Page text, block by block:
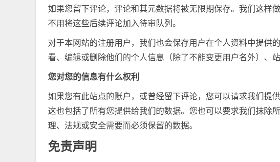
如果您留下评论，评论和其元数据将被无限期保存。我们这样
不用将这些后续评论加入待审队列。
对于本网站的注册用户，我们也会保存用户在个人资料中提供
看、编辑或删除他们的个人信息（除了不能变更用户名外）、
您对您的信息有什么权利
如果您有此站点的账户，或曾经留下评论，您可以请求我们提
这也包括了所有您提供给我们的数据。您也可以要求我们抹除
理、法规或安全需要而必须保留的数据。
免责声明